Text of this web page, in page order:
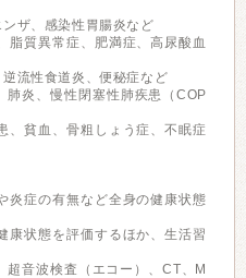
ザ、感染性胃腸炎など
脂質異常症、肥満症、高尿酸血
流性食道炎、便秘症など
肺炎、慢性閉塞性肺疾患（COP
、貧血、骨粗しょう症、不眠症
炎症の有無など全身の健康状態
康状態を評価するほか、生活習
超音波検査（エコー）、CT、M